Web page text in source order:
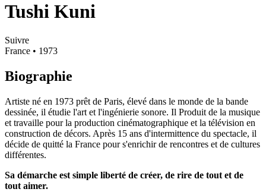
Tushi Kuni
Suivre
France • 1973
Biographie
Artiste né en 1973 prêt de Paris, élevé dans le monde de la bande
dessinée, il étudie l'art et l'ingénierie sonore. Il Produit de la musique
et travaille pour la production cinématographique et la télévision en
construction de décors. Après 15 ans d'intermittence du spectacle, il
décide de quitté la France pour s'enrichir de rencontres et de cultures
différentes.
Sa démarche est simple liberté de créer, de rire de tout et de
tout aimer.